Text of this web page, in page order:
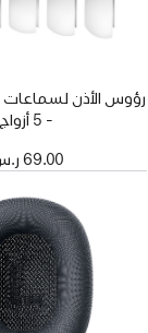
- ‏5 أزواج
69.00 ر.س.‏